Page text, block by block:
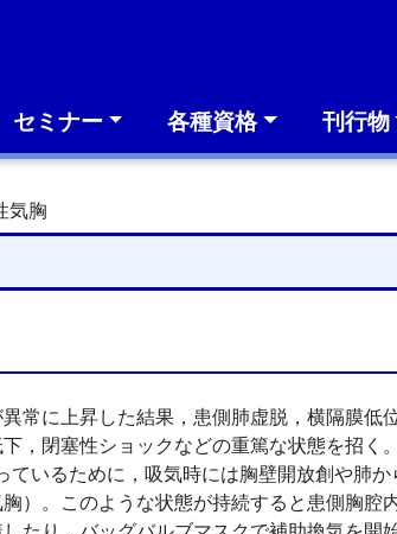
セミナー 各種資格 刊行物
気胸
常に上昇した結果，患側肺虚脱，横隔膜
，閉塞性ショックなどの重篤な状態を招
ているために，吸気時には胸壁開放創や肺
）。このような状態が持続すると患側胸